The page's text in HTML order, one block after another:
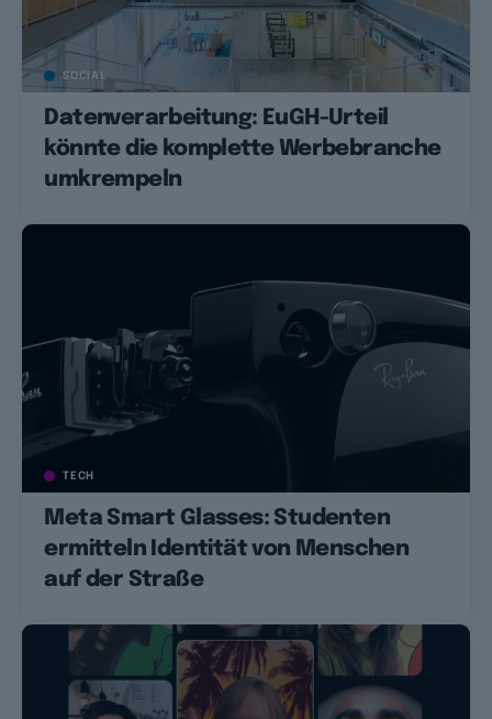
SOCIAL
Datenverarbeitung: EuGH-Urteil
könnte die komplette Werbebranche
umkrempeln
TECH
Meta Smart Glasses: Studenten
ermitteln Identität von Menschen
auf der Straße